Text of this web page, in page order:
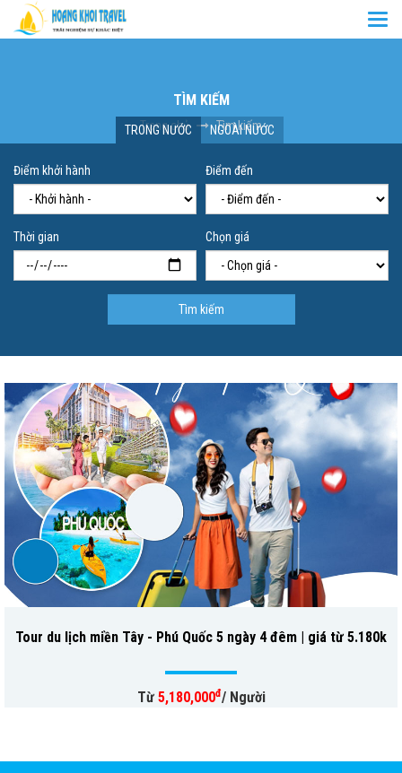
TÌM KIẾM
Trang chủ Tìm kiếm
TRONG NƯỚC NGOÀI NƯỚC
Điểm khởi hành Điểm đến
Thời gian Chọn giá
Tìm kiếm
Tour du lịch miền Tây - Phú Quốc 5 ngày 4 đêm | giá từ 5.180k
Từ 5,180,000đ/ Người